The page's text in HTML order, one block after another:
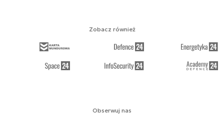
Obserwuj nas
Zobacz również